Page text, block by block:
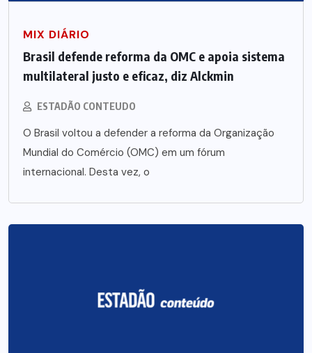
MIX DIÁRIO
Brasil defende reforma da OMC e apoia sistema
multilateral justo e eficaz, diz Alckmin
ESTADÃO CONTEUDO
O Brasil voltou a defender a reforma da Organização
Mundial do Comércio (OMC) em um fórum
internacional. Desta vez, o